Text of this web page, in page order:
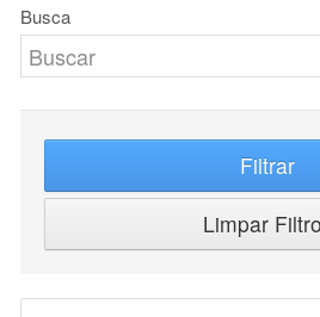
Busca
Filtrar
Limpar